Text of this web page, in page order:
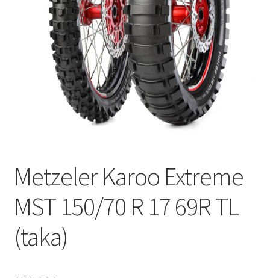
Metzeler Karoo Extreme
MST 150/70 R 17 69R TL
(taka)